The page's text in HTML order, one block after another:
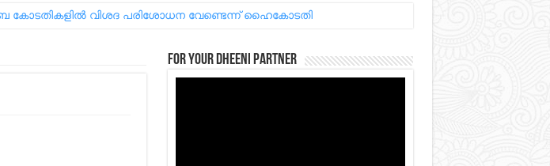
കോടതികളില്‍ വിശദ പരിശോധന വേണ്ടെന്ന് ഹൈകോടതി
For your Dheeni Partner